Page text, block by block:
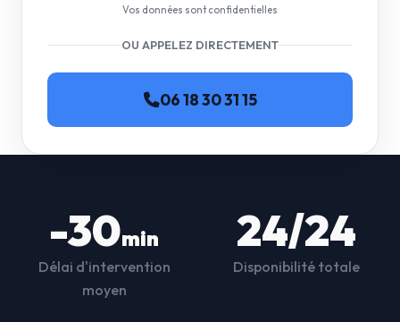
Vos données sont confidentielles
OU APPELEZ DIRECTEMENT
06 18 30 31 15
-30min
Délai d'intervention
moyen
24/24
Disponibilité totale